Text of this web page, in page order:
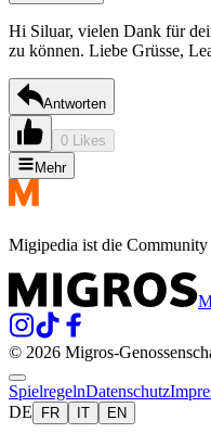
Hi Siluar, vielen Dank für
zu können. Liebe Grüsse,
Antworten
0 Likes
Mehr
Migipedia ist die Community
© 2026 Migros-
SpielregelnDatenschutz
DE
FR IT EN